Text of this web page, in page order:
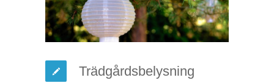
Trädgårdsbelysning